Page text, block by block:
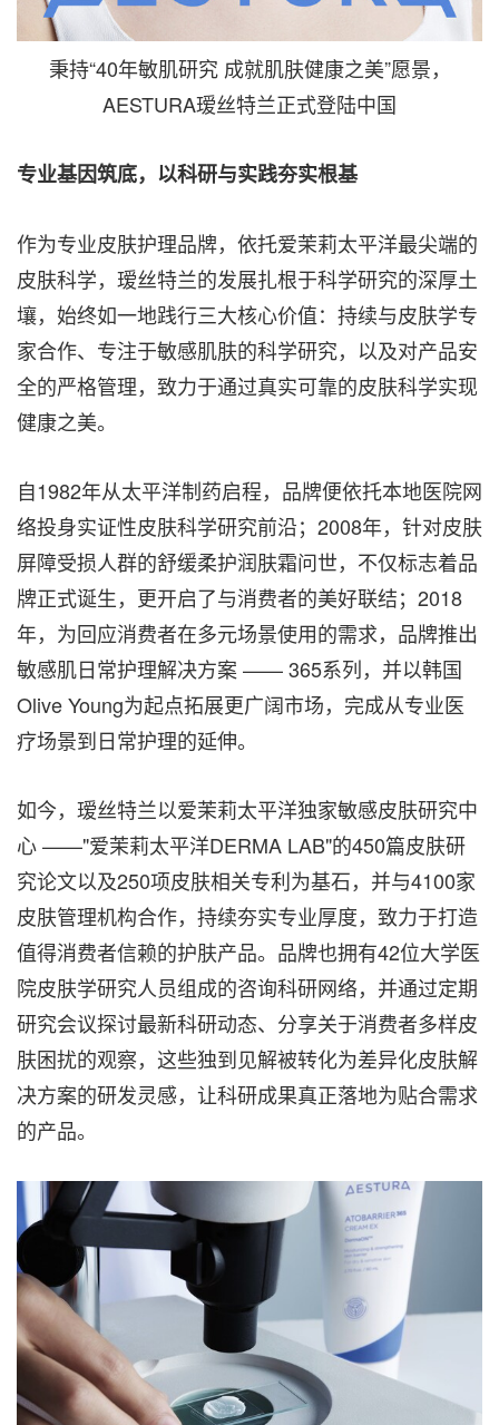
秉持“40年敏肌研究 成就肌肤健康之美”愿景，
AESTURA瑷丝特兰正式登陆中国
专业基因筑底，以科研与实践夯实根基
作为专业皮肤护理品牌，依托爱茉莉太平洋最尖端的
皮肤科学，瑷丝特兰的发展扎根于科学研究的深厚土
壤，始终如一地践行三大核心价值：持续与皮肤学专
家合作、专注于敏感肌肤的科学研究，以及对产品安
全的严格管理，致力于通过真实可靠的皮肤科学实现
健康之美。
自1982年从太平洋制药启程，品牌便依托本地医院网
络投身实证性皮肤科学研究前沿；2008年，针对皮肤
屏障受损人群的舒缓柔护润肤霜问世，不仅标志着品
牌正式诞生，更开启了与消费者的美好联结；2018
年，为回应消费者在多元场景使用的需求，品牌推出
敏感肌日常护理解决方案 —— 365系列，并以韩国
Olive Young为起点拓展更广阔市场，完成从专业医
疗场景到日常护理的延伸。
如今，瑷丝特兰以爱茉莉太平洋独家敏感皮肤研究中
心 ——"爱茉莉太平洋DERMA LAB"的450篇皮肤研
究论文以及250项皮肤相关专利为基石，并与4100家
皮肤管理机构合作，持续夯实专业厚度，致力于打造
值得消费者信赖的护肤产品。品牌也拥有42位大学医
院皮肤学研究人员组成的咨询科研网络，并通过定期
研究会议探讨最新科研动态、分享关于消费者多样皮
肤困扰的观察，这些独到见解被转化为差异化皮肤解
决方案的研发灵感，让科研成果真正落地为贴合需求
的产品。